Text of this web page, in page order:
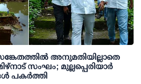
അനുമതിയില്ലാതെ
സംഘം; മുല്ലപ്പെരിയാര്‍
കനാലിന്റെ ദൃശ്യങ്ങള്‍ പകര്‍ത്തി